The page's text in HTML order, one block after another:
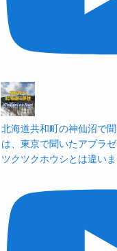
北海道共和町の神仙沼で
は、東京で聞いたアブラ
ツクツクホウシとは違い